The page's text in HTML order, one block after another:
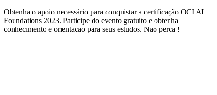
Obtenha o apoio necessário para conquistar a certificação OCI AI
Foundations 2023. Participe do evento gratuito e obtenha
conhecimento e orientação para seus estudos. Não perca !